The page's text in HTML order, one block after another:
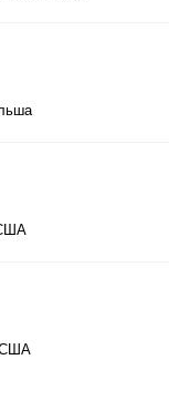
США